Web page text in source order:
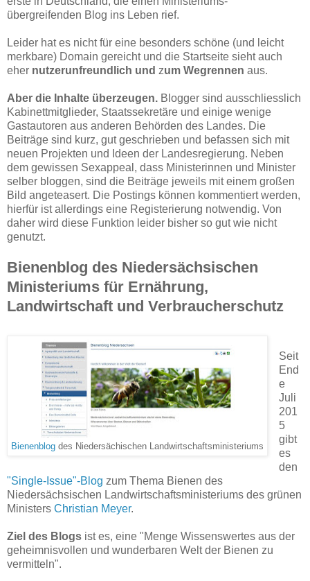
übergreifenden Blog ins Leben rief.
Leider hat es nicht für eine besonders schöne (und leicht
merkbare) Domain gereicht und die Startseite sieht auch
eher nutzerunfreundlich und zum Wegrennen aus.
Aber die Inhalte überzeugen. Blogger sind ausschliesslich
Kabinettmitglieder, Staatssekretäre und einige wenige
Gastautoren aus anderen Behörden des Landes. Die
Beiträge sind kurz, gut geschrieben und befassen sich mit
neuen Projekten und Ideen der Landesregierung. Neben
dem gewissen Sexappeal, dass Ministerinnen und Minister
selber bloggen, sind die Beiträge jeweils mit einem großen
Bild angeteasert. Die Postings können kommentiert werden,
hierfür ist allerdings eine Registerierung notwendig. Von
daher wird diese Funktion leider bisher so gut wie nicht
genutzt.
Bienenblog des Niedersächsischen
Ministeriums für Ernährung,
Landwirtschaft und Verbraucherschutz
Bienenblog des Niedersächischen Landwirtschaftsministeriums
Seit
End
e
Juli
201
5
gibt
es
den
"Single-Issue"-Blog zum Thema Bienen des
Niedersächsischen Landwirtschaftsministeriums des grünen
Ministers Christian Meyer.
Ziel des Blogs ist es, eine "Menge Wissenswertes aus der
geheimnisvollen und wunderbaren Welt der Bienen zu
vermitteln".